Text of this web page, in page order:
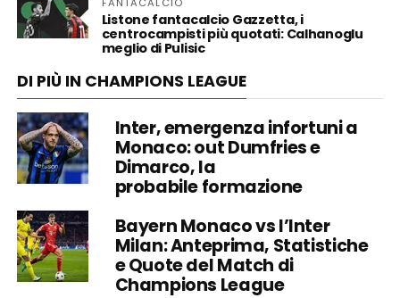
Listone fantacalcio Gazzetta, i
centrocampisti più quotati: Calhanoglu
meglio di Pulisic
DI PIÙ IN CHAMPIONS LEAGUE
Inter, emergenza infortuni a
Monaco: out Dumfries e
Dimarco, la
probabile formazione
Bayern Monaco vs l’Inter
Milan: Anteprima, Statistiche
e Quote del Match di
Champions League